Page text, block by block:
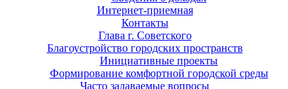
Интернет-приемная
Контакты
Глава г. Советского
Благоустройство городских пространств
Инициативные проекты
Формирование комфортной городской среды
Часто задаваемые вопросы